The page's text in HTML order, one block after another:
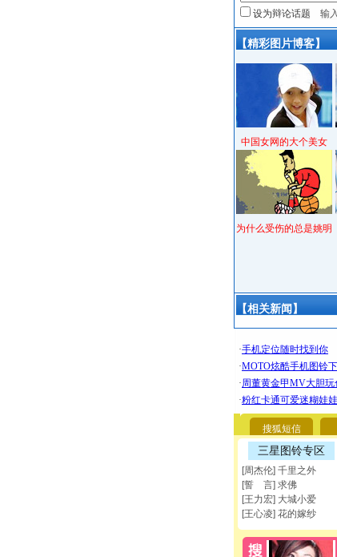
设为辩论话题
【精彩图片博客】
中国女网的大个美女
为什么受伤的总是姚明
【相关新闻】
搜狐短信
三星图铃专区
[周杰伦] 千里之外
[誓 言] 求佛
[王力宏] 大城小爱
[王心凌] 花的嫁纱